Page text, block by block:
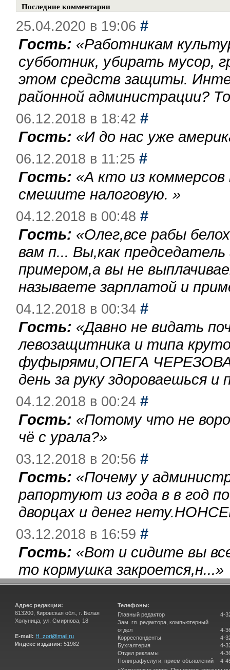
Последние комментарии
25.04.2020 в 19:06 #
Гость: «Работникам
субботник, убирать мусор,
этом средств защиты.
районной администрации?
06.12.2018 в 18:42 #
Гость: «И до нас уже
06.12.2018 в 11:25 #
Гость: «А кто из
смешите налоговую. »
04.12.2018 в 00:48 #
Гость: «Олег,все рабы
вам п... Вы,как
примером,а вы не
называете зарплатой и
04.12.2018 в 00:34 #
Гость: «Давно не видать
левозащитника и типа
фуфырями,ОПЕГА
день за руку здороваешься
04.12.2018 в 00:24 #
Гость: «Потому что не
чё с урала?»
03.12.2018 в 20:56 #
Гость: «Почему у
рапортуют из года в в год
дворцах и денег
03.12.2018 в 16:59 #
Гость: «Вот и сидите вы
то кормушка закроется,н...»
Адрес редакции:
613200, Кировская обл., г. Белая
Холуница, ул. Смирнова, 18
E-mail: H_zori@mail.ru
Индекс издания: 51982
Телефоны:
Главный редактор
Зам. гл. редактора, компьютерный
отдел
Корреспонденты
Бухгалтерия
Отдел рекламы
Полиграфуслуги, прием объявлений
4-
4-
4-
4-
4-
4-